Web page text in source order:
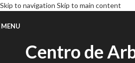
Skip to navigation Skip to main content
MENU
Centro de